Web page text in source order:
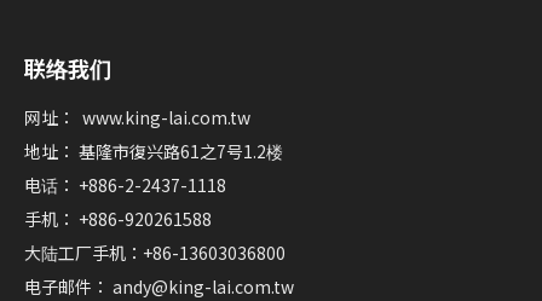
联络我们
网址： www.king-lai.com.tw
地址： 基隆市復兴路61之7号1.2楼
电话： +886-2-2437-1118
手机： +886-920261588
大陆工厂手机：+86-13603036800
电子邮件： andy@king-lai.com.tw